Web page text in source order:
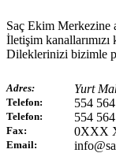
Saç Ekim Merkezine
İletişim
Dileklerinizi bizimle
Adres: Yurt
Telefon: 554
Telefon: 554
Fax: 0XXX
Email: